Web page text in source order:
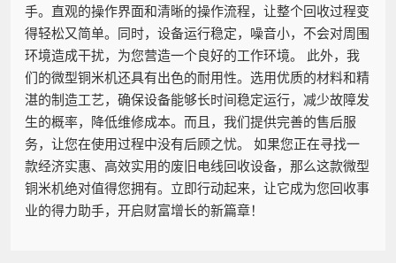
手。直观的操作界面和清晰的操作流程，让整个回收过程变
得轻松又简单。同时，设备运行稳定，噪音小，不会对周围
环境造成干扰，为您营造一个良好的工作环境。 此外，我
们的微型铜米机还具有出色的耐用性。选用优质的材料和精
湛的制造工艺，确保设备能够长时间稳定运行，减少故障发
生的概率，降低维修成本。而且，我们提供完善的售后服
务，让您在使用过程中没有后顾之忧。 如果您正在寻找一
款经济实惠、高效实用的废旧电线回收设备，那么这款微型
铜米机绝对值得您拥有。立即行动起来，让它成为您回收事
业的得力助手，开启财富增长的新篇章！